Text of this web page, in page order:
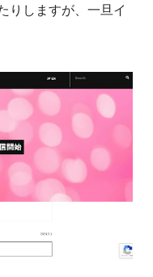
りしますが、一旦イ